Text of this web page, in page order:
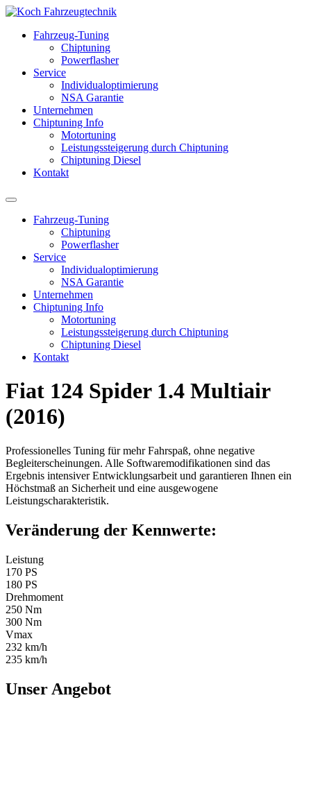
Fahrzeug-Tuning
Chiptuning
Powerflasher
Service
Individualoptimierung
NSA Garantie
Unternehmen
Chiptuning Info
Motortuning
Leistungssteigerung durch Chiptuning
Chiptuning Diesel
Kontakt
Fahrzeug-Tuning
Chiptuning
Powerflasher
Service
Individualoptimierung
NSA Garantie
Unternehmen
Chiptuning Info
Motortuning
Leistungssteigerung durch Chiptuning
Chiptuning Diesel
Kontakt
Fiat 124 Spider 1.4 Multiair
(2016)
Professionelles Tuning für mehr Fahrspaß, ohne negative
Begleiterscheinungen. Alle Softwaremodifikationen sind das
Ergebnis intensiver Entwicklungsarbeit und garantieren Ihnen ein
Höchstmaß an Sicherheit und eine ausgewogene
Leistungscharakteristik.
Veränderung der Kennwerte:
Leistung
170 PS
180 PS
Drehmoment
250 Nm
300 Nm
Vmax
232 km/h
235 km/h
Unser Angebot